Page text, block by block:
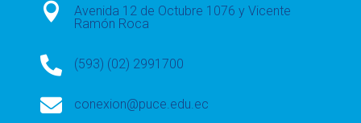

Avenida 12 de Octubre 1076 y Vicente
Ramón Roca
 (593) (02) 2991700
 conexion@puce.edu.ec